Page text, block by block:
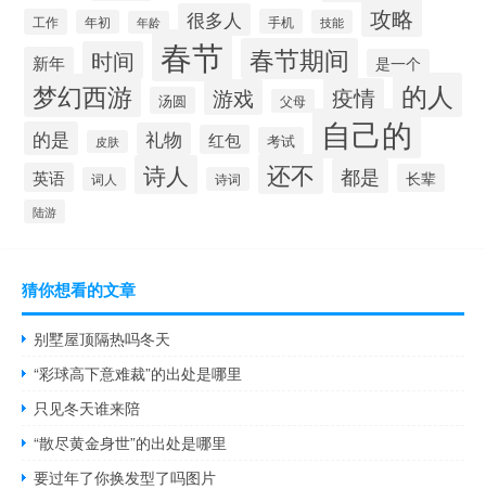
工作 年初 年龄 很多人 手机 技能 攻略
新年 时间 春节 春节期间 是一个
梦幻西游 汤圆 游戏 父母 疫情 的人
的是 皮肤 礼物 红包 考试 自己的
英语 词人 诗人 诗词 还不 都是 长辈
陆游
猜你想看的文章
别墅屋顶隔热吗冬天
“彩球高下意难裁”的出处是哪里
只见冬天谁来陪
“散尽黄金身世”的出处是哪里
要过年了你换发型了吗图片